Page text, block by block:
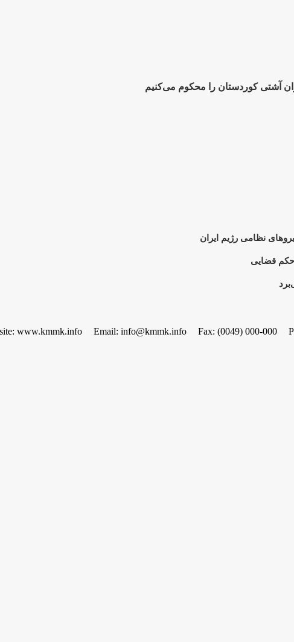
آشتی کوردستان را محکوم می‌کنیم
نظامی رژیم ایران
حکم قضایی
Fax: (0049) 000-000
Email: info@kmmk.info
www.kmmk.info